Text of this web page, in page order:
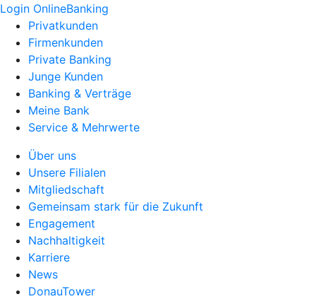
Login OnlineBanking
Privatkunden
Firmenkunden
Private Banking
Junge Kunden
Banking & Verträge
Meine Bank
Service & Mehrwerte
Über uns
Unsere Filialen
Mitgliedschaft
Gemeinsam stark für die Zukunft
Engagement
Nachhaltigkeit
Karriere
News
DonauTower